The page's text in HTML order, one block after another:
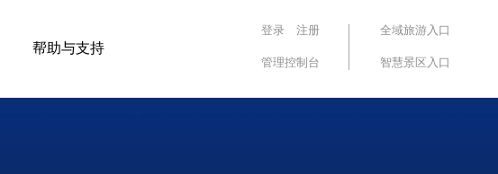
帮助与支持
登录 注册
管理控制台
全域旅游入口
智慧景区入口